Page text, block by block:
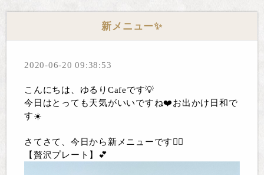
新メニュー✨
2020-06-20 09:38:53
こんにちは、ゆるりCafeです💡
今日はとっても天気がいいですね❤️お出かけ日和で
す☀️
さてさて、今日から新メニューです🙆‍♀️
【贅沢プレート】💕